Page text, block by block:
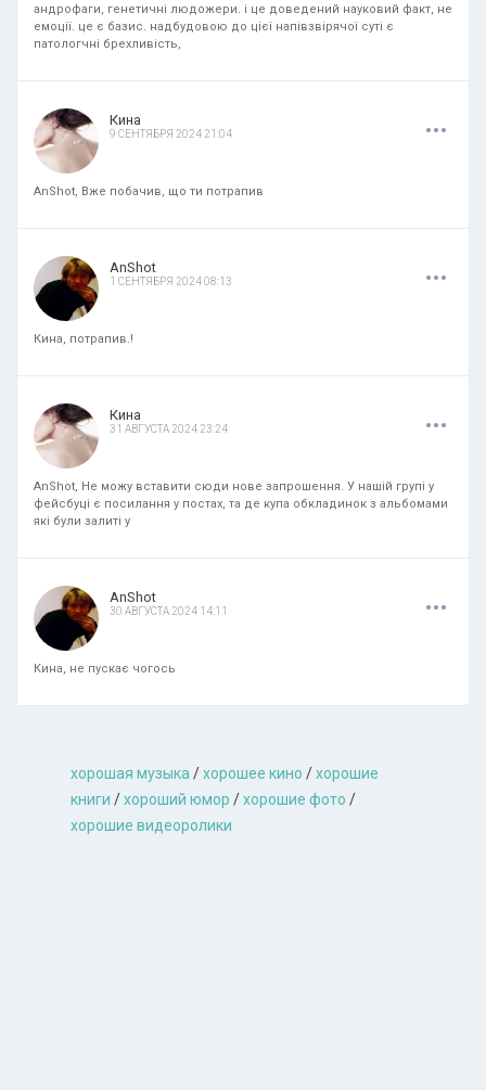
андрофаги, генетичні людожери. і це доведений науковий факт, не
емоції. це є базис. надбудовою до цієї напівзвірячої суті є
патологчні брехливість,
Кина
9 СЕНТЯБРЯ 2024 21:04 ...
AnShot, Вже побачив, що ти потрапив
AnShot
1 СЕНТЯБРЯ 2024 08:13 ...
Кина, потрапив.!
Кина
31 АВГУСТА 2024 23:24 ...
AnShot, Не можу вставити сюди нове запрошення. У нашій групі у
фейсбуці є посилання у постах, та де купа обкладинок з альбомами
які були залиті у
AnShot
30 АВГУСТА 2024 14:11 ...
Кина, не пускає чогось
хорошая музыкa /хорошее кино /хорошие
книги /хороший юмор /хорошие фото /
хорошие видеоролики